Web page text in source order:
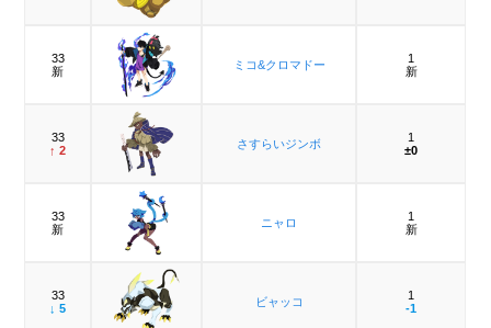
33
新
ミコ&クロマドー
1
新
33
↑ 2
さすらいジンボ
1
±0
33
新
ニャロ
1
新
33
↓ 5
ビャッコ
1
-1